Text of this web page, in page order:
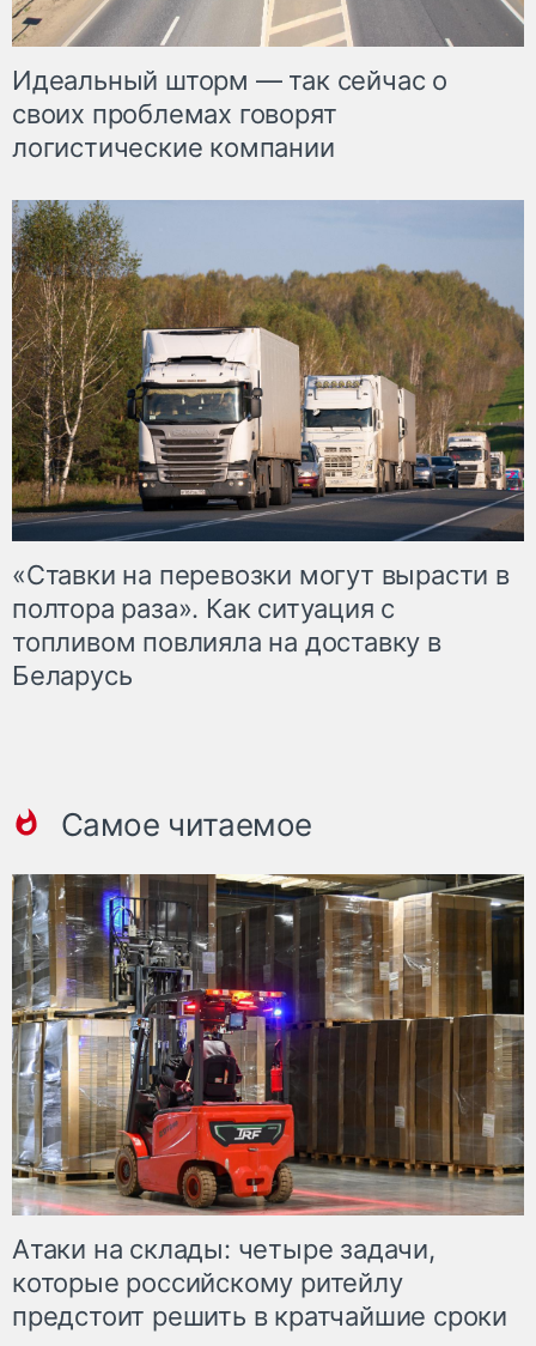
Идеальный шторм — так сейчас о
своих проблемах говорят
логистические компании
«Ставки на перевозки могут вырасти в
полтора раза». Как ситуация с
топливом повлияла на доставку в
Беларусь
Самое читаемое
Атаки на склады: четыре задачи,
которые российскому ритейлу
предстоит решить в кратчайшие сроки